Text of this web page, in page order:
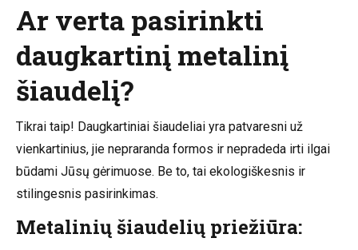
Ar verta pasirinkti
daugkartinį metalinį
šiaudelį?
Tikrai taip! Daugkartiniai šiaudeliai yra patvaresni už
vienkartinius, jie nepraranda formos ir nepradeda irti ilgai
būdami Jūsų gėrimuose. Be to, tai ekologiškesnis ir
stilingesnis pasirinkimas.
Metalinių šiaudelių priežiūra: